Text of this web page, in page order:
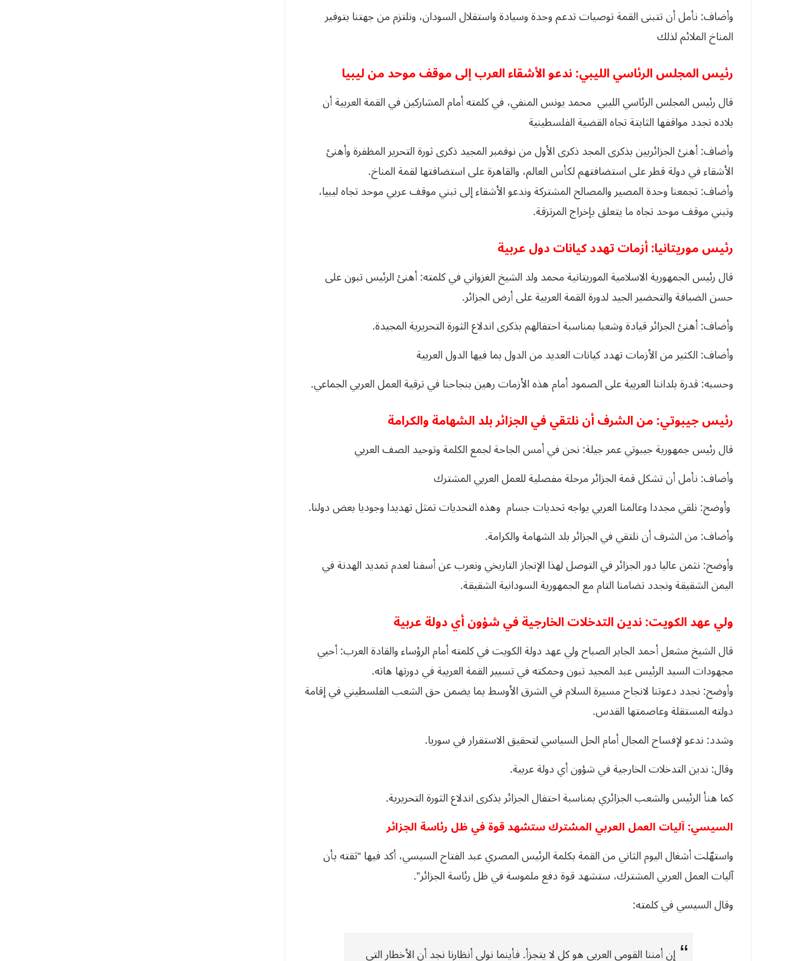
وأضاف: نأمل أن تتبنى القمة توصيات تدعم وحدة وسيادة واستقلال السودان، ونلتزم من جهتنا بتوفير
المناخ الملائم لذلك
رئيس المجلس الرئاسي الليبي: ندعو الأشقاء العرب إلى موقف موحد من ليبيا
قال رئيس المجلس الرئاسي الليبي محمد يونس المنفي، في كلمته أمام المشاركين في القمة العربية أن
بلاده تجدد مواقفها الثابتة تجاه القضية الفلسطينية
وأضاف: أهنئ الجزائريين بذكرى المجد ذكرى الأول من نوفمبر المجيد ذكرى ثورة التحرير المظفرة وأهنئ
الأشقاء في دولة قطر على استضافتهم لكأس العالم، والقاهرة على استضافتها لقمة المناخ.
وأضاف: تجمعنا وحدة المصير والمصالح المشتركة وندعو الأشقاء إلى تبني موقف عربي موحد تجاه ليبيا،
وتبني موقف موحد تجاه ما يتعلق بإخراج المرتزقة.
رئيس موريتانيا: أزمات تهدد كيانات دول عربية
قال رئيس الجمهورية الاسلامية الموريتانية محمد ولد الشيخ الغزواني في كلمته: أهنئ الرئيس تبون على
حسن الضيافة والتحضير الجيد لدورة القمة العربية على أرض الجزائر.
وأضاف: أهنئ الجزائر قيادة وشعبا بمناسبة احتفالهم بذكرى اندلاع الثورة التحريرية المجيدة.
وأضاف: الكثير من الأزمات تهدد كيانات العديد من الدول بما فيها الدول العربية
وحسبه: قدرة بلداننا العربية على الصمود أمام هذه الأزمات رهين بنجاحنا في ترقية العمل العربي الجماعي.
رئيس جيبوتي: من الشرف أن نلتقي في الجزائر بلد الشهامة والكرامة
قال رئيس جمهورية جيبوتي عمر جيلة: نحن في أمس الجاحة لجمع الكلمة وتوحيد الصف العربي
وأضاف: نأمل أن تشكل قمة الجزائر مرحلة مفصلية للعمل العربي المشترك
وأوضح: نلقي مجددا وعالمنا العربي يواجه تحديات جسام وهذه التحديات تمثل تهديدا وجوديا بعض دولنا.
وأضاف: من الشرف أن نلتقي في الجزائر بلد الشهامة والكرامة.
وأوضح: نثمن عاليا دور الجزائر في التوصل لهذا الإنجاز التاريخي ونعرب عن أسفنا لعدم تمديد الهدنة في
اليمن الشقيقة ونجدد تضامنا التام مع الجمهورية السودانية الشقيقة.
ولي عهد الكويت: ندين التدخلات الخارجية في شؤون أي دولة عربية
قال الشيخ مشعل أحمد الجابر الصباح ولي عهد دولة الكويت في كلمته أمام الرؤساء والقادة العرب: أحيي
مجهودات السيد الرئيس عبد المجيد تبون وحمكته في تسيير القمة العربية في دورتها هاته.
وأوضح: نجدد دعوتنا لانجاح مسيرة السلام في الشرق الأوسط بما يضمن حق الشعب الفلسطيني في إقامة
دولته المستقلة وعاصمتها القدس.
وشدد: ندعو لإفساح المجال أمام الحل السياسي لتحقيق الاستقرار في سوريا.
وقال: ندين التدخلات الخارجية في شؤون أي دولة عربية.
كما هنأ الرئيس والشعب الجزائري بمناسبة احتفال الجزائر بذكرى اندلاع الثورة التحريرية.
السيسي: آليات العمل العربي المشترك ستشهد قوة في ظل رئاسة الجزائر
واستهّلت أشغال اليوم الثاني من القمة بكلمة الرئيس المصري عبد الفتاح السيسي، أكد فيها “ثقته بأن
آليات العمل العربي المشترك، ستشهد قوة دفع ملموسة في ظل رئاسة الجزائر”.
وقال السيسي في كلمته:
إن أمننا القومي العربي هو كل لا يتجزأ. فأينما نولي أنظارنا نجد أن الأخطار التي